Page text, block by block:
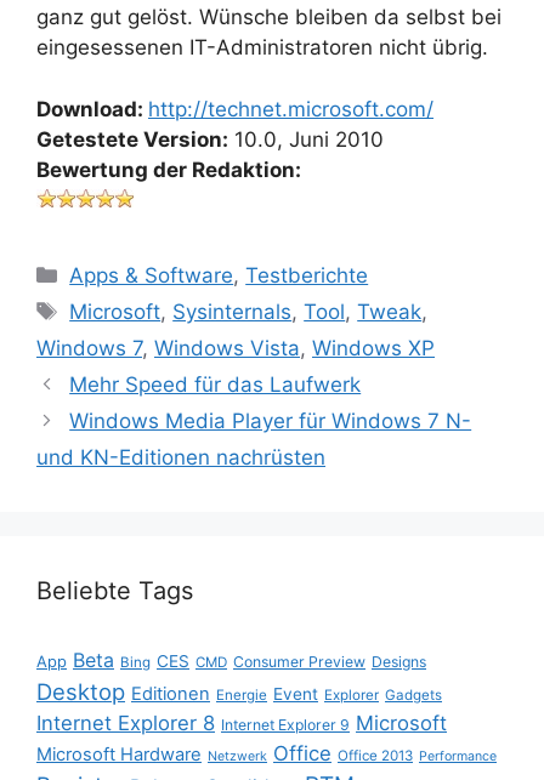
ganz gut gelöst. Wünsche bleiben da selbst bei
eingesessenen IT-Administratoren nicht übrig.
Download: http://technet.microsoft.com/
Getestete Version: 10.0, Juni 2010
Bewertung der Redaktion:
Kategorien
Apps & Software,Testberichte
Schlagwörter
Microsoft, Sysinternals,Tool,Tweak,
Windows 7, Windows Vista, Windows XP
Mehr Speed für das Laufwerk
Windows Media Player für Windows 7 N-
und KN-Editionen nachrüsten
Beliebte Tags
App Beta Bing CES CMD Consumer Preview Designs
Desktop Editionen Energie Event Explorer Gadgets
Internet Explorer 8 Internet Explorer 9 Microsoft
Microsoft Hardware Netzwerk Office Office 2013 Performance